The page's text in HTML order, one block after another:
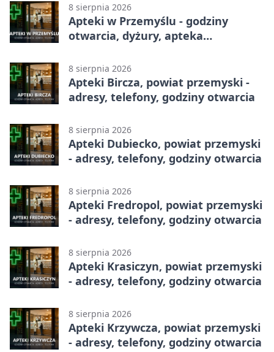
8 sierpnia 2026
Apteki w Przemyślu - godziny
otwarcia, dyżury, apteka
8 sierpnia 2026
Apteki Bircza, powiat przemyski -
adresy, telefony, godziny otwarcia
8 sierpnia 2026
Apteki Dubiecko, powiat przemyski
- adresy, telefony, godziny otwarcia
8 sierpnia 2026
Apteki Fredropol, powiat przemyski
- adresy, telefony, godziny otwarcia
8 sierpnia 2026
Apteki Krasiczyn, powiat przemyski
- adresy, telefony, godziny otwarcia
8 sierpnia 2026
Apteki Krzywcza, powiat przemyski
- adresy, telefony, godziny otwarcia